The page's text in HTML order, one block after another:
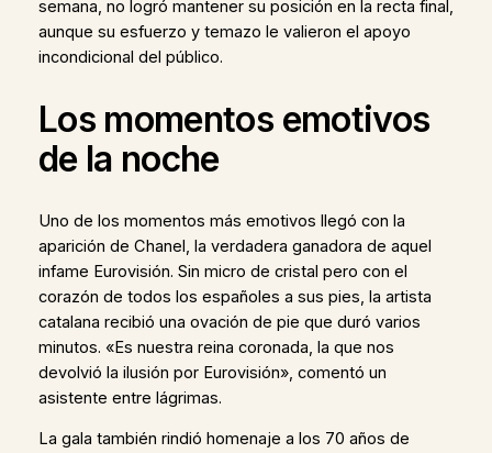
semana, no logró mantener su posición en la recta final,
aunque su esfuerzo y temazo le valieron el apoyo
incondicional del público.
Los momentos emotivos
de la noche
Uno de los momentos más emotivos llegó con la
aparición de Chanel, la verdadera ganadora de aquel
infame Eurovisión. Sin micro de cristal pero con el
corazón de todos los españoles a sus pies, la artista
catalana recibió una ovación de pie que duró varios
minutos. «Es nuestra reina coronada, la que nos
devolvió la ilusión por Eurovisión», comentó un
asistente entre lágrimas.
La gala también rindió homenaje a los 70 años de